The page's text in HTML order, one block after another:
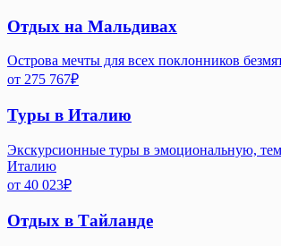
Отдых на Мальдивах
Острова мечты для всех поклонников
от 275 767₽
Туры в Италию
Экскурсионные туры в эмоциональную,
Италию
от 40 023₽
Отдых в Тайланде